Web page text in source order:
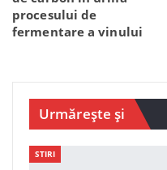
procesului de
fermentare a vinului
Urmărește și
STIRI